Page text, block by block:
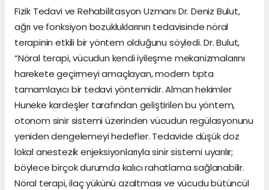
Fizik Tedavi ve Rehabilitasyon Uzmanı Dr. Deniz Bulut,
ağrı ve fonksiyon bozukluklarının tedavisinde nöral
terapinin etkili bir yöntem olduğunu söyledi. Dr. Bulut,
“Nöral terapi, vücudun kendi iyileşme mekanizmalarını
harekete geçirmeyi amaçlayan, modern tıpta
tamamlayıcı bir tedavi yöntemidir. Alman hekimler
Huneke kardeşler tarafından geliştirilen bu yöntem,
otonom sinir sistemi üzerinden vücudun regülasyonunu
yeniden dengelemeyi hedefler. Tedavide düşük doz
lokal anestezik enjeksiyonlarıyla sinir sistemi uyarılır;
böylece birçok durumda kalıcı rahatlama sağlanabilir.
Nöral terapi, ilaç yükünü azaltması ve vücudu bütüncül